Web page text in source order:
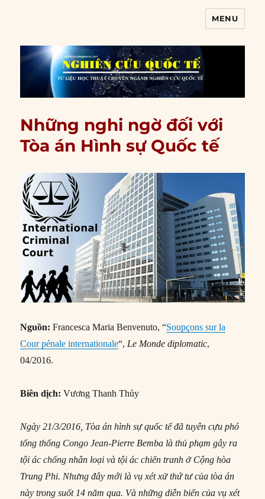
MENU
Những nghi ngờ đối với
Tòa án Hình sự Quốc tế
Nguồn: Francesca Maria Benvenuto, “Soupçons sur la
Cour pénale internationale“, Le Monde diplomatic,
04/2016.
Biên dịch: Vương Thanh Thủy
Ngày 21/3/2016, Tòa án hình sự quốc tế đã tuyên cựu phó
tổng thống Congo Jean‑Pierre Bemba là thủ phạm gây ra
tội ác chống nhân loại và tội ác chiến tranh ở Cộng hòa
Trung Phi. Nhưng đây mới là vụ xét xử thứ tư của tòa án
này trong suốt 14 năm qua. Và những diễn biến của vụ xét